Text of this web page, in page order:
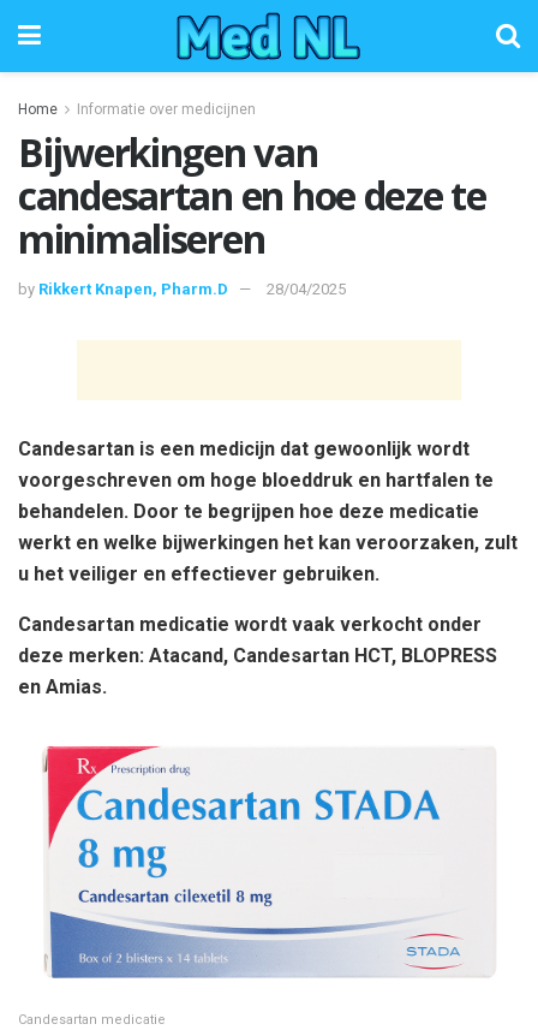
Home Informatie over medicijnen
Bijwerkingen van
candesartan en hoe deze te
minimaliseren
by Rikkert Knapen, Pharm.D 28/04/2025
Candesartan is een medicijn dat gewoonlijk wordt
voorgeschreven om hoge bloeddruk en hartfalen te
behandelen. Door te begrijpen hoe deze medicatie
werkt en welke bijwerkingen het kan veroorzaken, zult
u het veiliger en effectiever gebruiken.
Candesartan medicatie wordt vaak verkocht onder
deze merken: Atacand, Candesartan HCT, BLOPRESS
en Amias.
Candesartan medicatie